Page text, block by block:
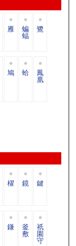
雁 蝙
蝠
鷺
鳩 蛤 鳳
凰
櫂 鏡 鍵
鎌 釜
敷
祇
園
守